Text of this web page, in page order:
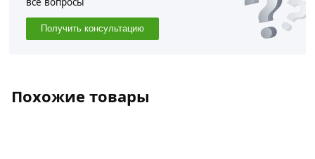
Получить консультацию
Похожие товары